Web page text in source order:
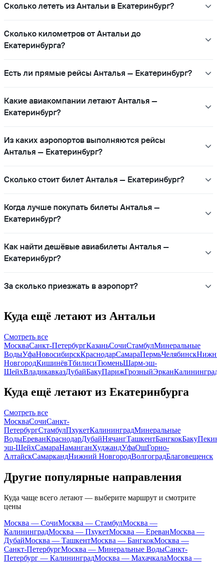
Сколько лететь из Антальи в Екатеринбург?
Сколько километров от Антальи до
Екатеринбурга?
Есть ли прямые рейсы Анталья — Екатеринбург?
Какие авиакомпании летают Анталья —
Екатеринбург?
Из каких аэропортов выполняются рейсы
Анталья — Екатеринбург?
Сколько стоит билет Анталья — Екатеринбург?
Когда лучше покупать билеты Анталья —
Екатеринбург?
Как найти дешёвые авиабилеты Анталья —
Екатеринбург?
За сколько приезжать в аэропорт?
Куда ещё летают из Антальи
Смотреть все
МоскваСанкт-ПетербургКазаньСочиСтамбулМинеральные
ВодыУфаНовосибирскКраснодарСамараПермьЧелябинск
НовгородКишинёвТбилисиТюменьШарм-эш-
ШейхВладикавказДубайБакуПарижГрозныйЭркан
Куда ещё летают из Екатеринбурга
Смотреть все
МоскваСочиСанкт-
ПетербургСтамбулПхукетКалининградМинеральные
ВодыЕреванКраснодарДубайНячангТашкентБангкокБаку
эш-ШейхСамараНаманганХуджандУфаОшГорно-
АлтайскСамаркандНижний НовгородВолгоградБлаговещенск
Другие популярные направления
Куда чаще всего летают — выберите маршрут и смотрите
цены
Москва — СочиМосква — СтамбулМосква —
КалининградМосква — ПхукетМосква — ЕреванМосква —
ДубайМосква — ТашкентМосква — БангкокМосква —
Санкт-ПетербургМосква — Минеральные ВодыСанкт-
Петербург — КалининградМосква — МахачкалаМосква —